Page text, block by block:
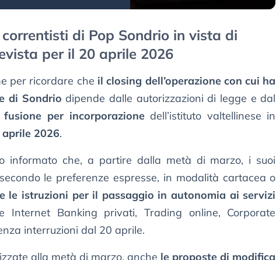
di Pop Sondrio in vista di
per il 20 aprile 2026
per ricordare che il closing dell’operazione con cui ha
di Sondrio dipende dalle autorizzazioni di legge e dal
per incorporazionedell’istituto valtellinese in
2026.
informato che, a partire dalla metà di marzo, i suoi
le preferenze espresse, in modalità cartacea o
le istruzioni per il passaggio in autonomia ai servizi
Internet Banking privati, Trading online, Corporate
interruzioni dal 20 aprile.
alla metà di marzo, anche le proposte di modifica